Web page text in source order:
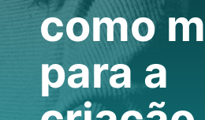
como
para a